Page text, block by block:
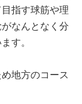
指す球筋や理
なんとなく分
す。
地方のコース